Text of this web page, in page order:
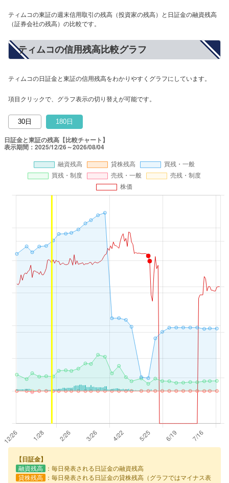
ティムコの東証の週末信用取引の残高（投資家の残高）と日証金の融資残高
（証券会社の残高）の比較です。
ティムコの信用残高比較グラフ
ティムコの日証金と東証の信用残高をわかりやすくグラフにしています。
項目クリックで、グラフ表示の切り替えが可能です。
30日 180日
【日証金】
融資残高
：毎日発表される日証金の融資残高
貸株残高
：毎日発表される日証金の貸株残高（グラフではマイナス表